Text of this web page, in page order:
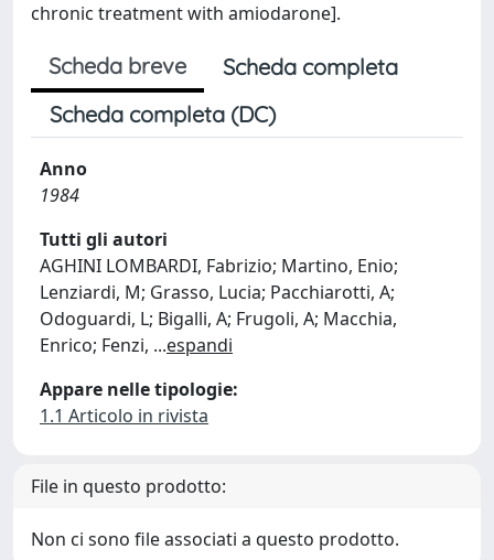
chronic treatment with amiodarone].
Scheda breve
Scheda completa
Scheda completa (DC)
Anno
1984
Tutti gli autori
AGHINI LOMBARDI, Fabrizio; Martino, Enio;
Lenziardi, M; Grasso, Lucia; Pacchiarotti, A;
Odoguardi, L; Bigalli, A; Frugoli, A; Macchia,
Enrico; Fenzi, ...espandi
Appare nelle tipologie:
1.1 Articolo in rivista
File in questo prodotto:
Non ci sono file associati a questo prodotto.